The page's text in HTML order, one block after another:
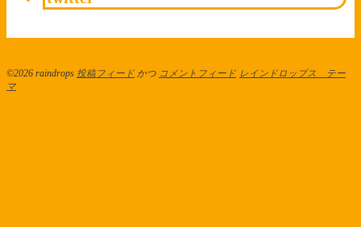
©2026 raindrops 投稿フィード かつ コメントフィード レインドロップス テー
マ